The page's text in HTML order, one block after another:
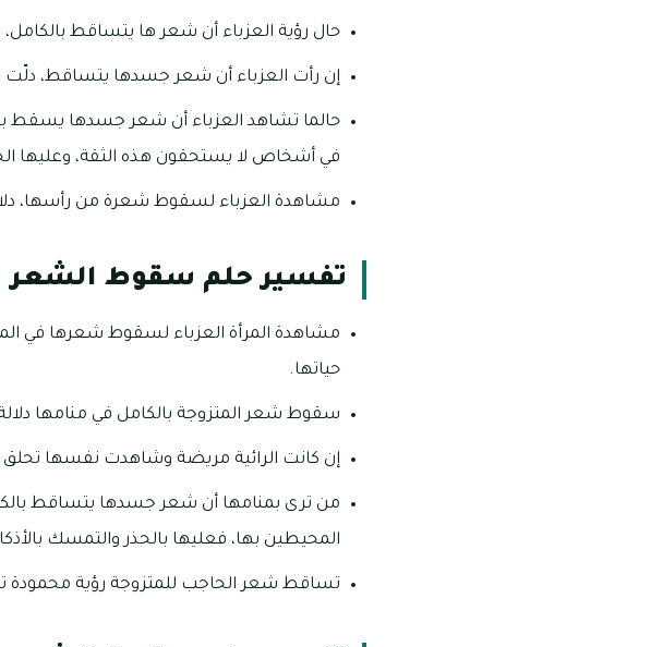
حال رؤية العزباء أن شعر ها يتساقط
إن رأت العزباء أن شعر جسدها يتساقط، دلّت
حالما تشاهد العزباء أن شعر جسدها يسقط
في أشخاص لا يستحقون هذه الثقة، وعليها
مشاهدة العزباء لسقوط شعرة من رأسها،
تفسير حلم سقوط الشعر
مشاهدة المرأة العزباء لسقوط شعرها في
حياتها.
سقوط شعر المتزوجة بالكامل في منامها دلالة
إن كانت الرائية مريضة وشاهدت نفسها تحلق
من ترى بمنامها أن شعر جسدها يتساقط
المحيطين بها، فعليها بالحذر والتمسك
تساقط شعر الحاجب للمتزوجة رؤية محمودة